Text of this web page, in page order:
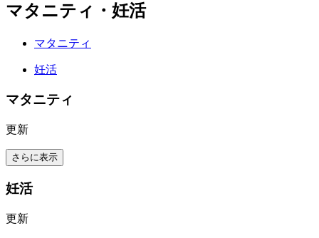
マタニティ・妊活
マタニティ
妊活
マタニティ
更新
さらに表示
妊活
更新